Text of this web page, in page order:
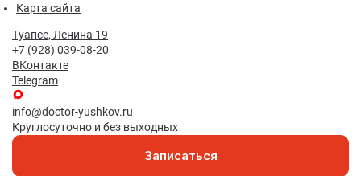
Карта сайта
Туапсе, Ленина 19
+7 (928) 039-08-20
ВКонтакте
Telegram
info@doctor-yushkov.ru
Круглосуточно и без выходных
Записаться